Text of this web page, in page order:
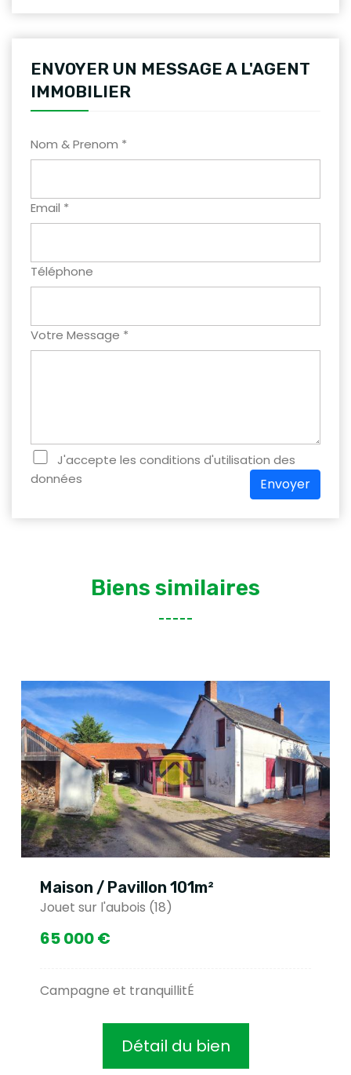
ENVOYER UN MESSAGE A L'AGENT
IMMOBILIER
Nom & Prenom *
Email *
Téléphone
Votre Message *
J'accepte les conditions d'utilisation des
données
Envoyer
Biens similaires
Maison / Pavillon 101m²
Jouet sur l'aubois (18)
65 000 €
Campagne et tranquillitÉ
Détail du bien